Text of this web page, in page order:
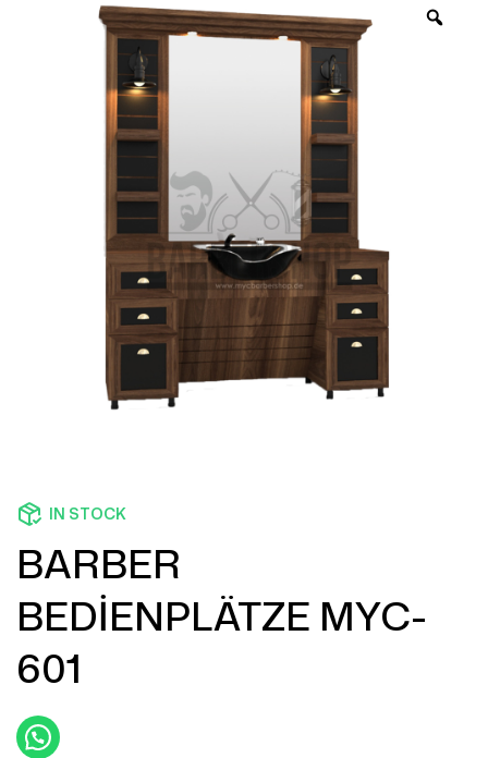
IN STOCK
BARBER
BEDİENPLÄTZE MYC-
601